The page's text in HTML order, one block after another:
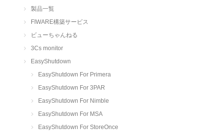
製品一覧
FIWARE構築サービス
ビューちゃんねる
3Cs monitor
EasyShutdown
EasyShutdown For Primera
EasyShutdown For 3PAR
EasyShutdown For Nimble
EasyShutdown For MSA
EasyShutdown For StoreOnce